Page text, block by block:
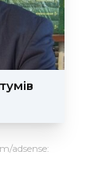
adsense: